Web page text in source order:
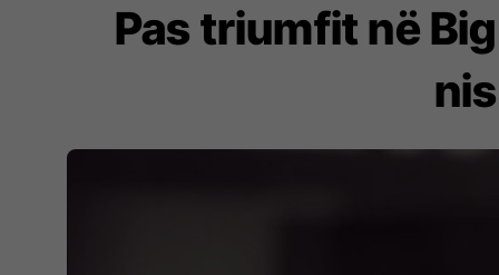
​Pas triumfit në